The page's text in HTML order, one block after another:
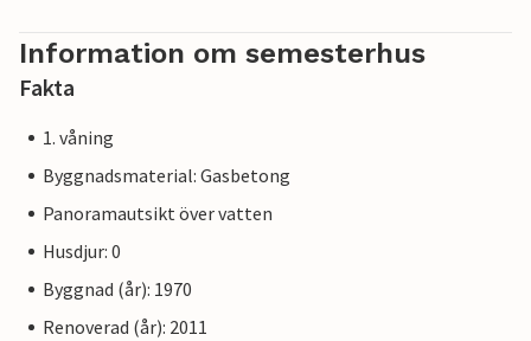
Information om semesterhus
Fakta
1. våning
Byggnadsmaterial: Gasbetong
Panoramautsikt över vatten
Husdjur: 0
Byggnad (år): 1970
Renoverad (år): 2011